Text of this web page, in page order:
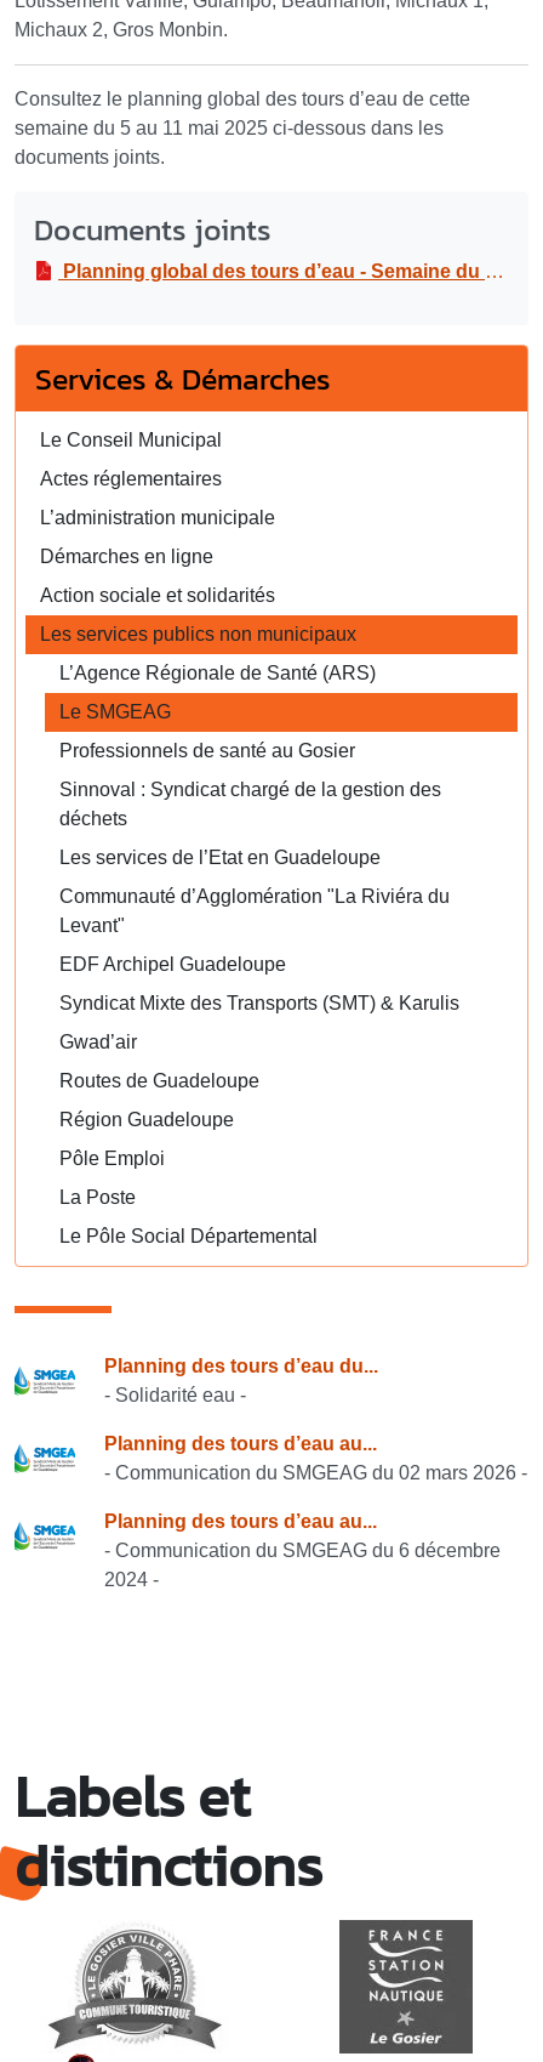
Michaux 2, Gros Monbin.
Consultez le planning global des tours d’eau de cette
semaine du 5 au 11 mai 2025 ci-dessous dans les
documents joints.
Documents joints
Planning global des tours d’eau - Semaine du 5 au 11 mai 2025
Services & Démarches
Le Conseil Municipal
Actes réglementaires
L’administration municipale
Démarches en ligne
Action sociale et solidarités
Les services publics non municipaux
L’Agence Régionale de Santé (ARS)
Le SMGEAG
Professionnels de santé au Gosier
Sinnoval : Syndicat chargé de la gestion des
déchets
Les services de l’Etat en Guadeloupe
Communauté d’Agglomération "La Riviéra du
Levant"
EDF Archipel Guadeloupe
Syndicat Mixte des Transports (SMT) & Karulis
Gwad’air
Routes de Guadeloupe
Région Guadeloupe
Pôle Emploi
La Poste
Le Pôle Social Départemental
Consulter également
Planning des tours d’eau du...
- Solidarité eau -
Planning des tours d’eau au...
- Communication du SMGEAG du 02 mars 2026 -
Planning des tours d’eau au...
- Communication du SMGEAG du 6 décembre
2024 -
Labels et
distinctions